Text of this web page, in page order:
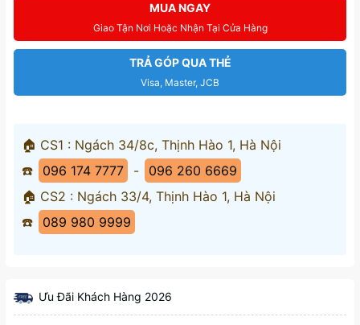
MUA NGAY
Giao Tận Nơi Hoặc Nhận Tại Cửa Hàng
TRẢ GÓP QUA THẺ
Visa, Master, JCB
🏠 CS1 : Ngách 34/8c, Thịnh Hào 1, Hà Nội
☎️
096 174 7777 -
096 260 6669
🏠 CS2 : Ngách 33/4, Thịnh Hào 1, Hà Nội
☎️
089 980 9999
Ưu Đãi Khách Hàng 2026